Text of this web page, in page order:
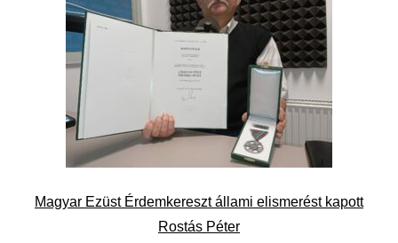
Magyar Ezüst Érdemkereszt állami elismerést kapott
Rostás Péter